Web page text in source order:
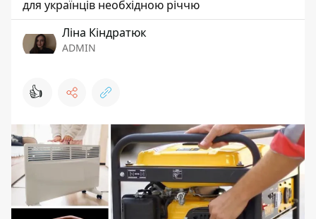
для українців необхідною річчю
Ліна Кіндратюк
ADMIN
👍